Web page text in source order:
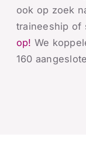
ook op zoek
traineeship of
op! We
160